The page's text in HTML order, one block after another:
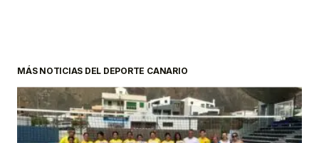
MÁS NOTICIAS DEL DEPORTE CANARIO